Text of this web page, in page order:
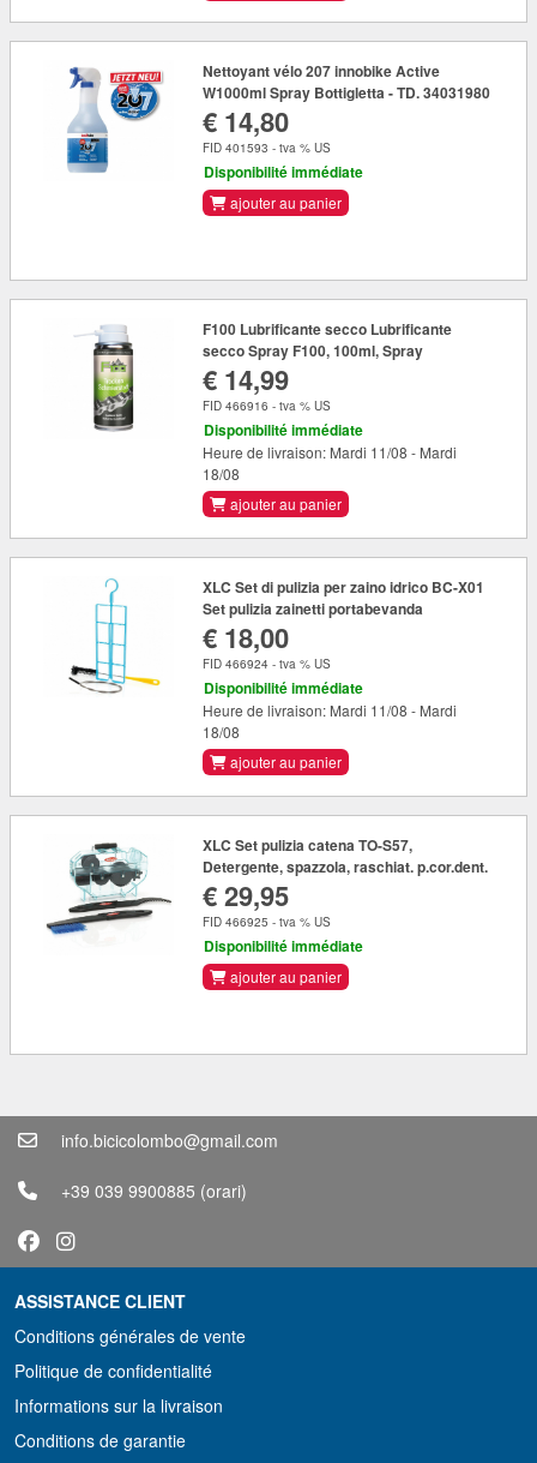
Nettoyant vélo 207 innobike Active
W1000ml Spray Bottigletta - TD. 34031980
€ 14,80
FID 401593 - tva % US
Disponibilité immédiate
ajouter au panier
F100 Lubrificante secco Lubrificante
secco Spray F100, 100ml, Spray
€ 14,99
FID 466916 - tva % US
Disponibilité immédiate
Heure de livraison: Mardi 11/08 - Mardi
18/08
ajouter au panier
XLC Set di pulizia per zaino idrico BC-X01
Set pulizia zainetti portabevanda
€ 18,00
FID 466924 - tva % US
Disponibilité immédiate
Heure de livraison: Mardi 11/08 - Mardi
18/08
ajouter au panier
XLC Set pulizia catena TO-S57,
Detergente, spazzola, raschiat. p.cor.dent.
€ 29,95
FID 466925 - tva % US
Disponibilité immédiate
ajouter au panier
info.bicicolombo@gmail.com
+39 039 9900885 (orari)
ASSISTANCE CLIENT
Conditions générales de vente
Politique de confidentialité
Informations sur la livraison
Conditions de garantie